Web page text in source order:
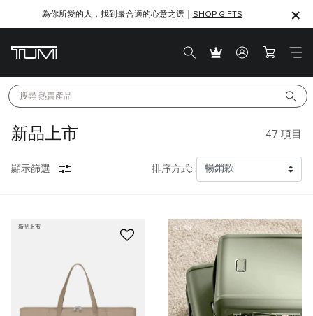
SHOP GIFTS
為你所愛的人，找到最合適的心意之選｜ SHOP GIFTS
搜尋 熱賣產品
新品上市 47 項目
顯示篩選 排序方式:
新品上市 線上獨家